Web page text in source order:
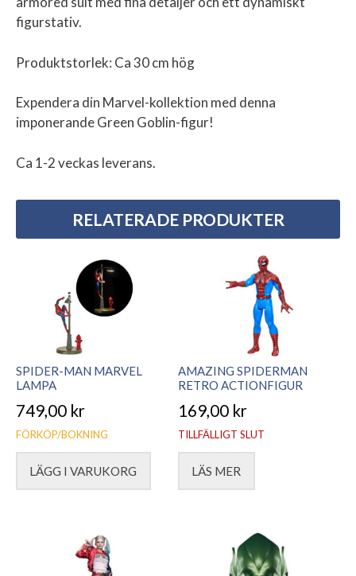
figurstativ.
Produktstorlek: Ca 30 cm hög
Expendera din Marvel-kollektion med denna
imponerande Green Goblin-figur!
Ca 1-2 veckas leverans.
RELATERADE PRODUKTER
SPIDER-MAN MARVEL
LAMPA
749,00 kr
FÖRKÖP/BOKNING
LÄGG I VARUKORG
AMAZING SPIDERMAN
RETRO ACTIONFIGUR
169,00 kr
TILLFÄLLIGT SLUT
LÄS MER